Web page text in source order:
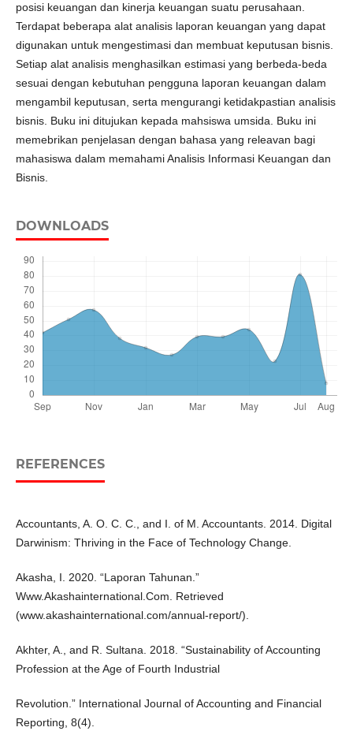
posisi keuangan dan kinerja keuangan suatu perusahaan.
Terdapat beberapa alat analisis laporan keuangan yang dapat
digunakan untuk mengestimasi dan membuat keputusan bisnis.
Setiap alat analisis menghasilkan estimasi yang berbeda-beda
sesuai dengan kebutuhan pengguna laporan keuangan dalam
mengambil keputusan, serta mengurangi ketidakpastian analisis
bisnis. Buku ini ditujukan kepada mahsiswa umsida. Buku ini
memebrikan penjelasan dengan bahasa yang releavan bagi
mahasiswa dalam memahami Analisis Informasi Keuangan dan
Bisnis.
DOWNLOADS
REFERENCES
Accountants, A. O. C. C., and I. of M. Accountants. 2014. Digital
Darwinism: Thriving in the Face of Technology Change.
Akasha, I. 2020. “Laporan Tahunan.”
Www.Akashainternational.Com. Retrieved
(www.akashainternational.com/annual-report/).
Akhter, A., and R. Sultana. 2018. “Sustainability of Accounting
Profession at the Age of Fourth Industrial
Revolution.” International Journal of Accounting and Financial
Reporting, 8(4).